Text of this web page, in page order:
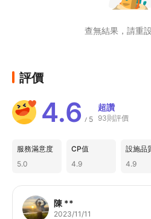
查無結果，請重
評價
4.6 / 5
超讚
93則評價
服務滿意度
5.0
CP值
4.9
設施品
4.9
陳 **
2023/11/11